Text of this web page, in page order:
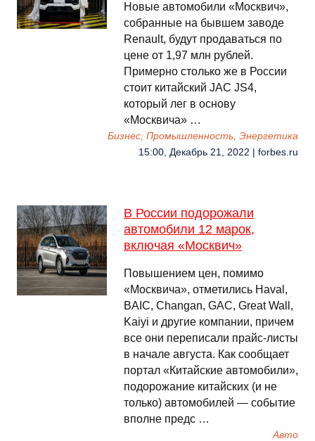
Новые автомобили «Москвич»,
собранные на бывшем заводе
Renault, будут продаваться по
цене от 1,97 млн рублей.
Примерно столько же в России
стоит китайский JAC JS4,
который лег в основу
«Москвича» …
Бизнес, Промышленность, Энергетика
15:00, Декабрь 21, 2022 | forbes.ru
В России подорожали
автомобили 12 марок,
включая «Москвич»
Повышением цен, помимо
«Москвича», отметились Haval,
BAIC, Changan, GAC, Great Wall,
Kaiyi и другие компании, причем
все они переписали прайс-листы
в начале августа. Как сообщает
портал «Китайские автомобили»,
подорожание китайских (и не
только) автомобилей — событие
вполне предс …
Авто